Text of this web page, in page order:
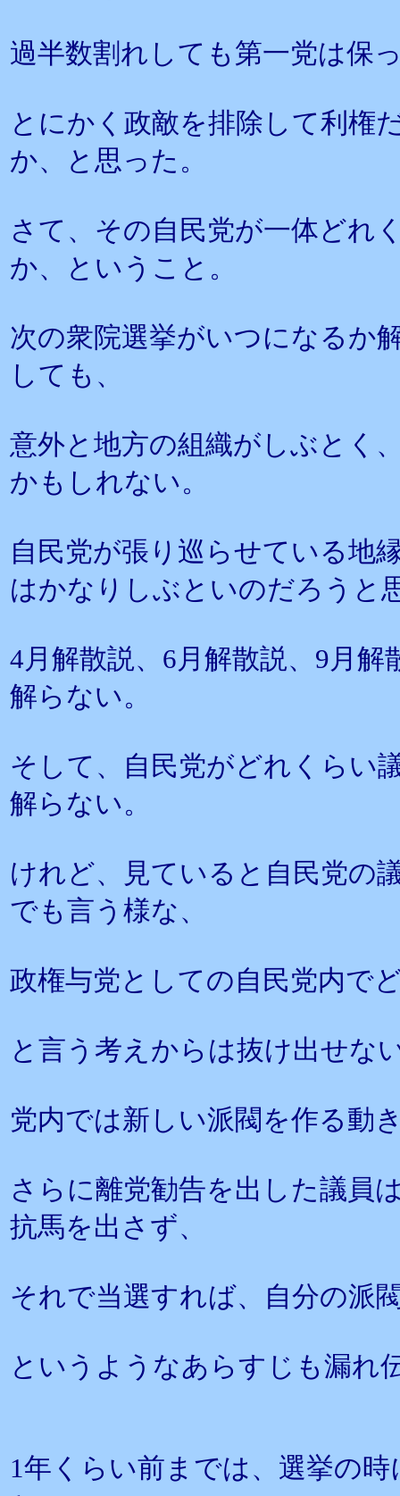
過半数割れしても第一党は保
とにかく政敵を排除して利権
か、と思った。
さて、その自民党が一体どれ
か、ということ。
次の衆院選挙がいつになるか
しても、
意外と地方の組織がしぶとく
かもしれない。
自民党が張り巡らせている地
はかなりしぶといのだろうと
4月解散説、6月解散説、9月
解らない。
そして、自民党がどれくらい
解らない。
けれど、見ていると自民党の
でも言う様な、
政権与党としての自民党内で
と言う考えからは抜け出せな
党内では新しい派閥を作る動
さらに離党勧告を出した議員
抗馬を出さず、
それで当選すれば、自分の派
というようなあらすじも漏れ
1年くらい前までは、選挙の